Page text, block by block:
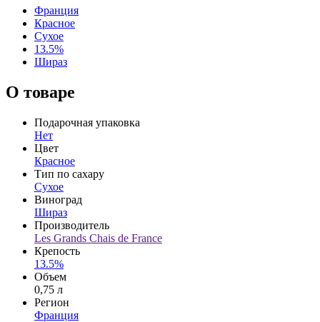
Франция
Красное
Сухое
13.5%
Шираз
О товаре
Подарочная упаковка
Нет
Цвет
Красное
Тип по сахару
Сухое
Виноград
Шираз
Производитель
Les Grands Chais de France
Крепость
13.5%
Объем
0,75 л
Регион
Франция